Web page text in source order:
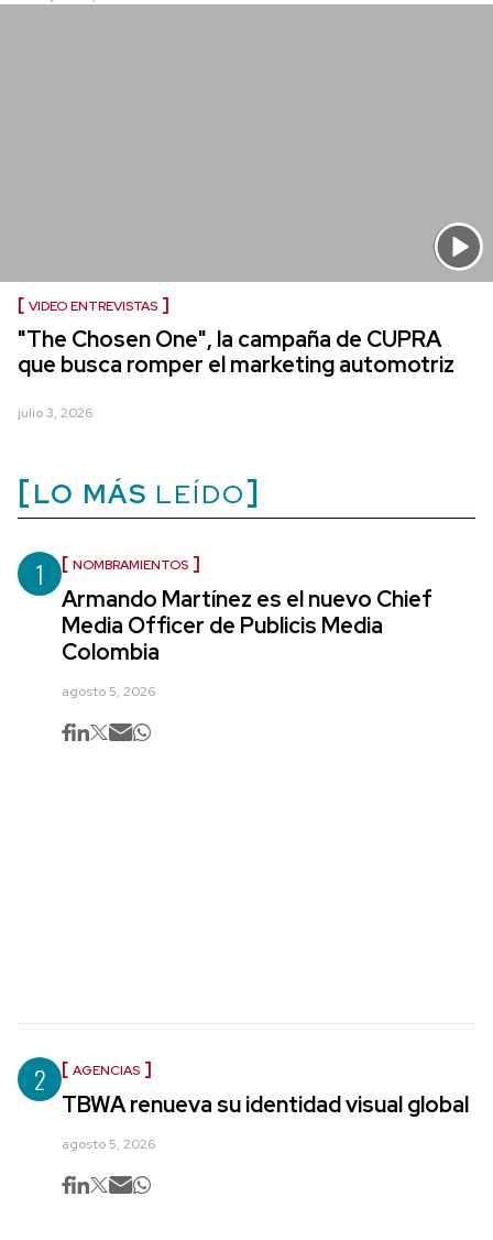
VIDEO ENTREVISTAS
"The Chosen One", la campaña de CUPRA
que busca romper el marketing automotriz
julio 3, 2026
LO MÁS LEÍDO
1 NOMBRAMIENTOS
Armando Martínez es el nuevo Chief
Media Officer de Publicis Media
Colombia
agosto 5, 2026
2 AGENCIAS
TBWA renueva su identidad visual global
agosto 5, 2026